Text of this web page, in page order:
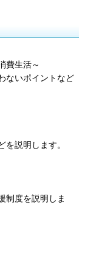
費生活～
ないポイントなど
を説明します。
制度を説明しま